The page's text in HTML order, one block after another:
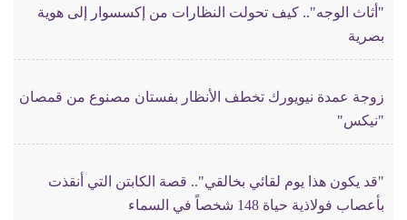
"أثاث الوجه".. كيف تحولت النظارات من إكسسوار إلى هوية
بصرية
زوجة عمدة نيويورك تخطف الأنظار بفستان مصنوع من قمصان
"نيكس"
"قد يكون هذا يوم لقائي بخالقي".. قصة الكابتن التي أنقذت
بأعصاب فولاذية حياة 148 شخصاً في السماء